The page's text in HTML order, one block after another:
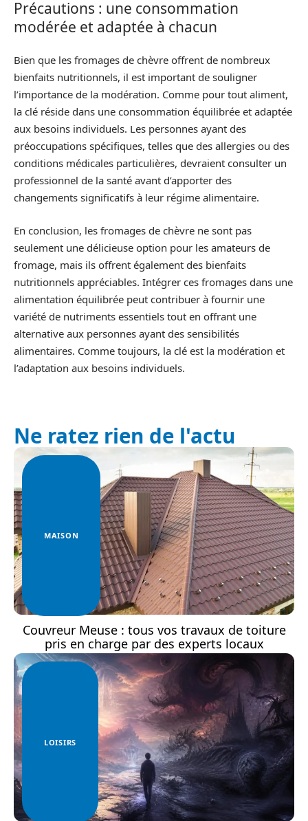
Précautions : une consommation
modérée et adaptée à chacun
Bien que les fromages de chèvre offrent de nombreux
bienfaits nutritionnels, il est important de souligner
l’importance de la modération. Comme pour tout aliment,
la clé réside dans une consommation équilibrée et adaptée
aux besoins individuels. Les personnes ayant des
préoccupations spécifiques, telles que des allergies ou des
conditions médicales particulières, devraient consulter un
professionnel de la santé avant d’apporter des
changements significatifs à leur régime alimentaire.
En conclusion, les fromages de chèvre ne sont pas
seulement une délicieuse option pour les amateurs de
fromage, mais ils offrent également des bienfaits
nutritionnels appréciables. Intégrer ces fromages dans une
alimentation équilibrée peut contribuer à fournir une
variété de nutriments essentiels tout en offrant une
alternative aux personnes ayant des sensibilités
alimentaires. Comme toujours, la clé est la modération et
l’adaptation aux besoins individuels.
Ne ratez rien de l'actu
MAISON
Couvreur Meuse : tous vos travaux de toiture
pris en charge par des experts locaux
LOISIRS